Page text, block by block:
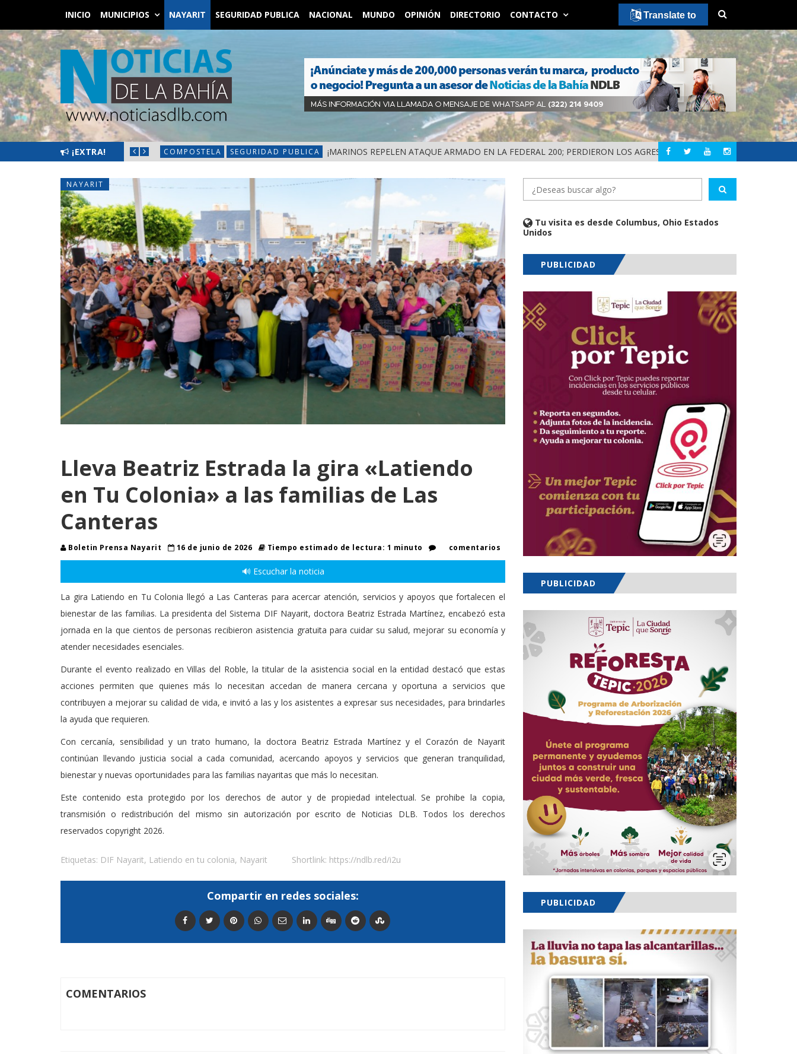
INICIO MUNICIPIOS NAYARIT SEGURIDAD PUBLICA NACIONAL MUNDO OPINIÓN DIRECTORIO CONTACTO
¡EXTRA!
JORNADA «HECHOS PARA ESCUCHARTE» COMPOSTELA SEGURIDAD PUBLICA ¡MARINOS REPELEN ATAQUE ARMADO EN LA FEDERAL 200; PERDIERON LOS AGRESORES! NAYARIT ¡HISTÓRICO! LOS
NAYARIT
Lleva Beatriz Estrada la gira «Latiendo
en Tu Colonia» a las familias de Las
Canteras
Boletin Prensa Nayarit 16 de junio de 2026 Tiempo estimado de lectura: 1 minuto comentarios
🔊 Escuchar la noticia
La gira Latiendo en Tu Colonia llegó a Las Canteras para acercar atención, servicios y apoyos que fortalecen el
bienestar de las familias. La presidenta del Sistema DIF Nayarit, doctora Beatriz Estrada Martínez, encabezó esta
jornada en la que cientos de personas recibieron asistencia gratuita para cuidar su salud, mejorar su economía y
atender necesidades esenciales.
Durante el evento realizado en Villas del Roble, la titular de la asistencia social en la entidad destacó que estas
acciones permiten que quienes más lo necesitan accedan de manera cercana y oportuna a servicios que
contribuyen a mejorar su calidad de vida, e invitó a las y los asistentes a expresar sus necesidades, para brindarles
la ayuda que requieren.
Con cercanía, sensibilidad y un trato humano, la doctora Beatriz Estrada Martínez y el Corazón de Nayarit
continúan llevando justicia social a cada comunidad, acercando apoyos y servicios que generan tranquilidad,
bienestar y nuevas oportunidades para las familias nayaritas que más lo necesitan.
Este contenido esta protegido por los derechos de autor y de propiedad intelectual. Se prohibe la copia,
transmisión o redistribución del mismo sin autorización por escrito de Noticias DLB. Todos los derechos
reservados copyright 2026.
Etiquetas: DIF Nayarit, Latiendo en tu colonia, Nayarit Shortlink: https://ndlb.red/i2u
Compartir en redes sociales:
COMENTARIOS
Tu visita es desde Columbus, Ohio Estados
Unidos
PUBLICIDAD
PUBLICIDAD
PUBLICIDAD
Translate to